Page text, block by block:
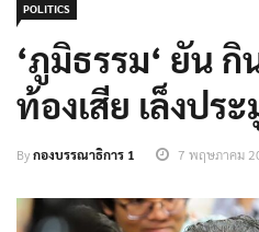
POLITICS
‘ภูมิธรรม‘ ยัน
ท้องเสีย เล็งปร
Byกองบรรณาธิการ 1 7 พฤษภาคม